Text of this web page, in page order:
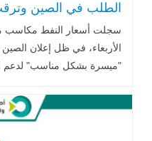
الطلب في الصين
سجلت أسعار النفط مكاسب
الأربعاء، في ظل إعلان
"ميسرة بشكل مناسب" لدعم